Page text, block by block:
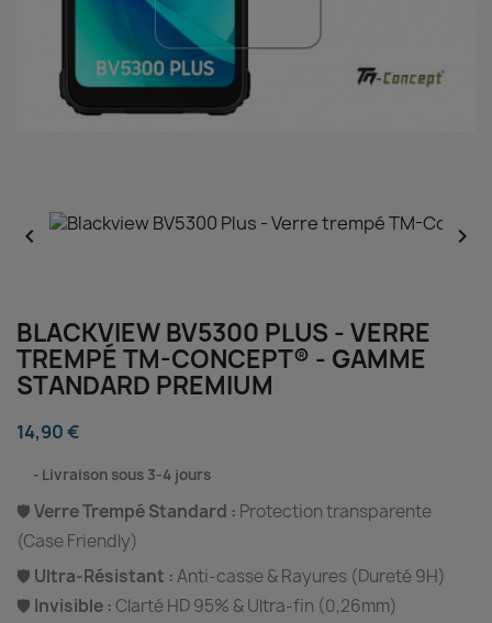
 
BLACKVIEW BV5300 PLUS - VERRE
TREMPÉ TM-CONCEPT® - GAMME
STANDARD PREMIUM
14,90 €
Livraison sous 3-4 jours
🛡️Verre Trempé Standard : Protection transparente
(Case Friendly)
🛡️ Ultra-Résistant :Anti-casse & Rayures (Dureté 9H)
🛡️ Invisible : Clarté HD 95% & Ultra-fin (0,26mm)